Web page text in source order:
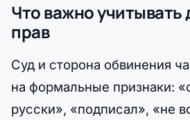
Что важно учитывать
прав
Суд и сторона обвинения
на формальные признаки:
русски», «подписал», «не